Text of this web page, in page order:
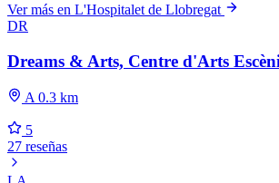
Ver más en L'Hospitalet de Llobregat
DR
Dreams & Arts, Centre d'Arts
A 0.3 km
5
27 reseñas